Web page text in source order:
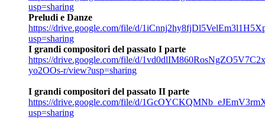
usp=sharing
Preludi e Danze
https://drive.google.com/file/d/
usp=sharing
I grandi compositori del passato I parte
https://drive.google.com/file/d/
yo2OOs-r/view?usp=sharing
I grandi compositori del passato II parte
https://drive.google.com/file/d/
usp=sharing